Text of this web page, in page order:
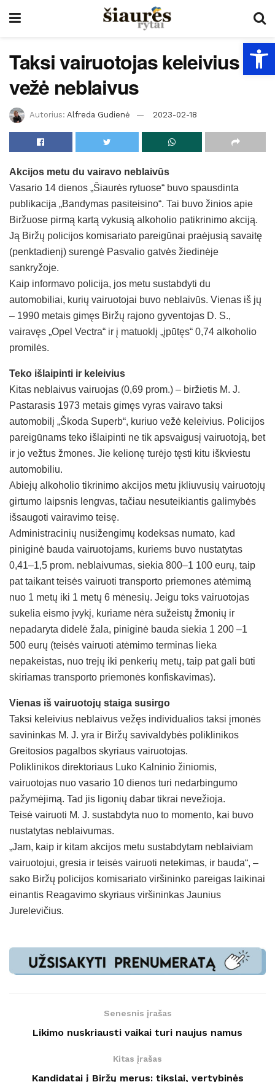
Taksi vairuotojas keleivius
vežė neblaivus
Autorius: Alfreda Gudienė 2023-02-18
Akcijos metu du vairavo neblaivūs
Vasario 14 dienos „Šiaurės rytuose“ buvo spausdinta
publikacija „Bandymas pasiteisino“. Tai buvo žinios apie
Biržuose pirmą kartą vykusią alkoholio patikrinimo akciją.
Ją Biržų policijos komisariato pareigūnai praėjusią savaitę
(penktadienį) surengė Pasvalio gatvės žiedinėje
sankryžoje.
Kaip informavo policija, jos metu sustabdyti du
automobiliai, kurių vairuotojai buvo neblaivūs. Vienas iš jų
– 1990 metais gimęs Biržų rajono gyventojas D. S.,
vairavęs „Opel Vectra“ ir į matuoklį „įpūtęs“ 0,74 alkoholio
promilės.
Teko išlaipinti ir keleivius
Kitas neblaivus vairuojas (0,69 prom.) – biržietis M. J.
Pastarasis 1973 metais gimęs vyras vairavo taksi
automobilį „Škoda Superb“, kuriuo vežė keleivius. Policijos
pareigūnams teko išlaipinti ne tik apsvaigusį vairuotoją, bet
ir jo vežtus žmones. Jie kelionę turėjo tęsti kitu iškviestu
automobiliu.
Abiejų alkoholio tikrinimo akcijos metu įkliuvusių vairuotojų
girtumo laipsnis lengvas, tačiau nesuteikiantis galimybės
išsaugoti vairavimo teisę.
Administracinių nusižengimų kodeksas numato, kad
piniginė bauda vairuotojams, kuriems buvo nustatytas
0,41–1,5 prom. neblaivumas, siekia 800–1 100 eurų, taip
pat taikant teisės vairuoti transporto priemones atėmimą
nuo 1 metų iki 1 metų 6 mėnesių. Jeigu toks vairuotojas
sukelia eismo įvykį, kuriame nėra sužeistų žmonių ir
nepadaryta didelė žala, piniginė bauda siekia 1 200 –1
500 eurų (teisės vairuoti atėmimo terminas lieka
nepakeistas, nuo trejų iki penkerių metų, taip pat gali būti
skiriamas transporto priemonės konfiskavimas).
Vienas iš vairuotojų staiga susirgo
Taksi keleivius neblaivus vežęs individualios taksi įmonės
savininkas M. J. yra ir Biržų savivaldybės poliklinikos
Greitosios pagalbos skyriaus vairuotojas.
Poliklinikos direktoriaus Luko Kalninio žiniomis,
vairuotojas nuo vasario 10 dienos turi nedarbingumo
pažymėjimą. Tad jis ligonių dabar tikrai nevežioja.
Teisė vairuoti M. J. sustabdyta nuo to momento, kai buvo
nustatytas neblaivumas.
„Jam, kaip ir kitam akcijos metu sustabdytam neblaiviam
vairuotojui, gresia ir teisės vairuoti netekimas, ir bauda“, –
sako Biržų policijos komisariato viršininko pareigas laikinai
einantis Reagavimo skyriaus viršininkas Jaunius
Jurelevičius.
Senesnis įrašas
Likimo nuskriausti vaikai turi naujus namus
Kitas įrašas
Kandidatai į Biržų merus: tikslai, vertybinės